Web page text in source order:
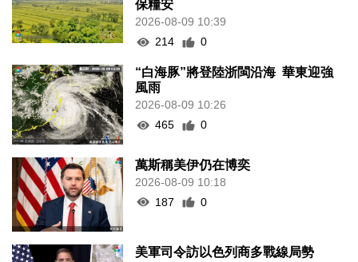
保糧安
2026-08-09 10:39
214
0
“白海豚”將登陸浙閩沿海 華東迎強
風雨
2026-08-09 10:26
465
0
萬斯稱美伊仍在博奕
2026-08-09 10:18
187
0
美軍司令訪以色列商多戰線局勢